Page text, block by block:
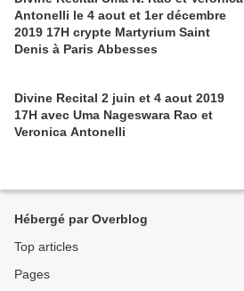
Antonelli le 4 aout et 1er décembre
2019 17H crypte Martyrium Saint
Denis à Paris Abbesses
Divine Recital 2 juin et 4 aout 2019
17H avec Uma Nageswara Rao et
Veronica Antonelli
Hébergé par Overblog
Top articles
Pages